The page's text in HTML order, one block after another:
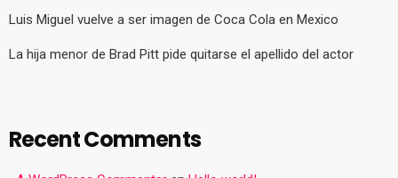
Luis Miguel vuelve a ser imagen de Coca Cola en Mexico
La hija menor de Brad Pitt pide quitarse el apellido del actor
Recent Comments